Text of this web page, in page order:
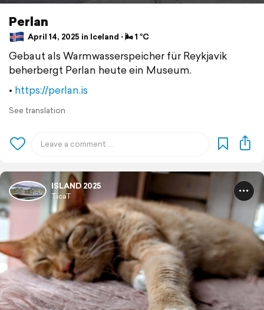
Perlan
April 14, 2025 in Iceland ⋅ 🌬 1 °C
Gebaut als Warmwasserspeicher für Reykjavik
beherbergt Perlan heute ein Museum.
• https://perlan.is
See translation
ISLAND 2025
TicaT